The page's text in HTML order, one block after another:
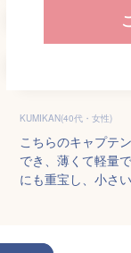
KUMIKAN(40代・女性)
こちらのキャプテ
でき、薄くて軽量
にも重宝し、小さ